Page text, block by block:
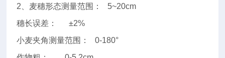
2、麦穗形态测量范围： 5~20cm
穗长误差： ±2%
小麦夹角测量范围： 0-180°